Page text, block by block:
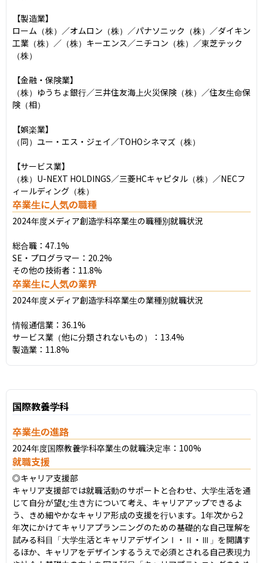
【製造業】
ローム（株）／オムロン（株）／パナソニック（株）／ダイキン
工業（株）／（株）キーエンス／ニチコン（株）／東芝テック
（株）
【金融・保険業】
（株）ゆうちょ銀行／三井住友海上火災保険（株）／住友生命保
険（相）
【娯楽業】
（同）ユー・エス・ジェイ／TOHOシネマズ（株）
【サービス業】
（株）U-NEXT HOLDINGS／三菱HCキャピタル（株）／NECフ
ィールディング（株）
卒業生に人気の職種
2024年度メディア創造学科卒業生の職種別就職状況
総合職：47.1%
SE・プログラマー：20.2%
その他の技術者：11.8%
卒業生に人気の業界
2024年度メディア創造学科卒業生の業種別就職状況
情報通信業：36.1%
サービス業（他に分類されないもの）：13.4%
製造業：11.8%
国際教養学科
卒業生の進路
2024年度国際教養学科卒業生の就職決定率：100%
就職支援
◎キャリア支援部
キャリア支援部では就職活動のサポートと合わせ、大学生活を通
じて自分が望む生き方について考え、キャリアアップできるよ
う、きめ細やかなキャリア形成の支援を行います。1年次から2
年次にかけてキャリアプランニングのための基礎的な自己理解を
試みる科目「大学生活とキャリアデザインⅠ・Ⅱ・Ⅲ」を開講す
るほか、キャリアをデザインするうえで必須とされる自己表現力